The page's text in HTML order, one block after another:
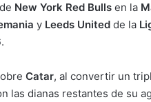
New York Red Bulls en la
y Leeds United de la
.
Catar, al convertir un
las dianas restantes de su